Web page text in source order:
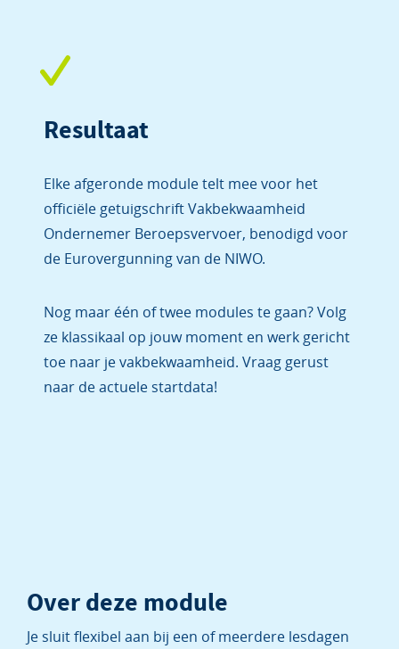
Resultaat
Elke afgeronde module telt mee voor het
officiële getuigschrift Vakbekwaamheid
Ondernemer Beroepsvervoer, benodigd voor
de Eurovergunning van de NIWO.
Nog maar één of twee modules te gaan? Volg
ze klassikaal op jouw moment en werk gericht
toe naar je vakbekwaamheid. Vraag gerust
naar de actuele startdata!
Over deze module
Je sluit flexibel aan bij een of meerdere lesdagen